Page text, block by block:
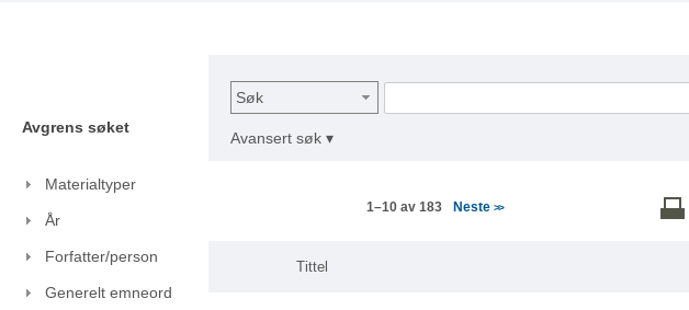
Avgrens søket
Materialtyper
År
Forfatter/person
Generelt emneord
Søk
Avansert søk ▾
1–10 av 183 Neste >>
Tittel